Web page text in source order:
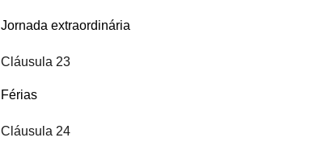
Jornada extraordinária
Cláusula 23
Férias
Cláusula 24